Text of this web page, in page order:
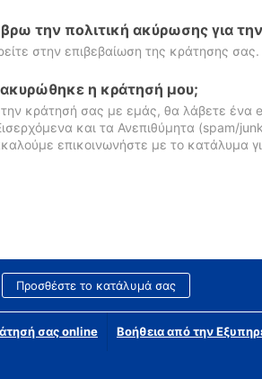
την πολιτική ακύρωσης για
στην επιβεβαίωση της κράτησης σας.
η κράτησή μου;
κράτησή σας με εμάς, θα λάβετε ένα
και τα Ανεπιθύμητα (spam/
επικοινωνήστε με το κατάλυμα
Προσθέστε το κατάλυμά σας
σας online Βοήθεια από την